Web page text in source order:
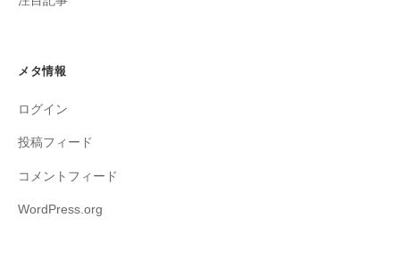
メタ情報
ログイン
投稿フィード
コメントフィード
WordPress.org